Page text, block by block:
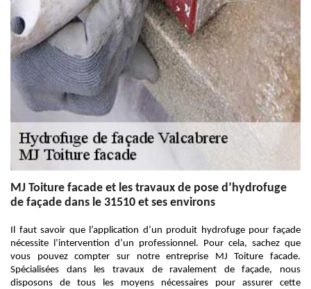
MJ Toiture facade et les travaux de pose d’hydrofuge
de façade dans le 31510 et ses environs
Il faut savoir que l’application d’un produit hydrofuge pour façade
nécessite l’intervention d’un professionnel. Pour cela, sachez que
vous pouvez compter sur notre entreprise MJ Toiture facade.
Spécialisées dans les travaux de ravalement de façade, nous
disposons de tous les moyens nécessaires pour assurer cette